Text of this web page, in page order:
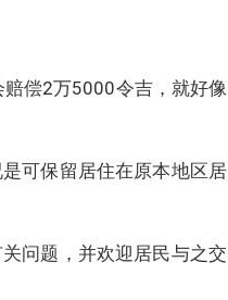
偿2万5000令吉，就好像
可保留居住在原本地区居
问题，并欢迎居民与之交